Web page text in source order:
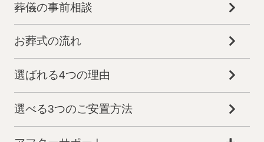
葬儀の事前相談
お葬式の流れ
選ばれる4つの理由
選べる3つのご安置方法